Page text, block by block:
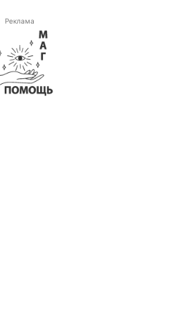
Реклама